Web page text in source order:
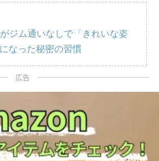
ジム通いなしで「きれいな姿
なった秘密の習慣
広告